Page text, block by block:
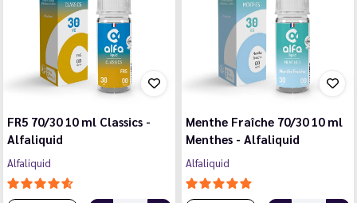
FR5 70/30 10 ml Classics -
Alfaliquid
Alfaliquid
Menthe Fraîche 70/30 10 ml
Menthes - Alfaliquid
Alfaliquid